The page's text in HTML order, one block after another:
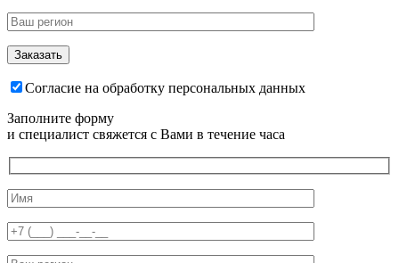
Согласие на обработку персональных данных
Заполните форму
и специалист свяжется с Вами в течение часа